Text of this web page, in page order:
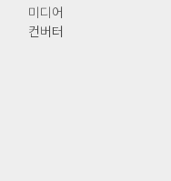
미디어
컨버터